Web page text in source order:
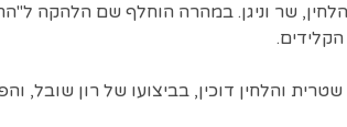
הלחין, שר וניגן. במהרה הוחלף שם הלהקה
שטרית והלחין דוכין, בביצועו של רון שובל,